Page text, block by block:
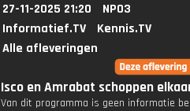
27-11-2025 21:20
NPO3
Informatief.TV
Kennis.TV
Alle afleveringen
Isco en Amrabat schoppen
Van dit programma is geen informatie